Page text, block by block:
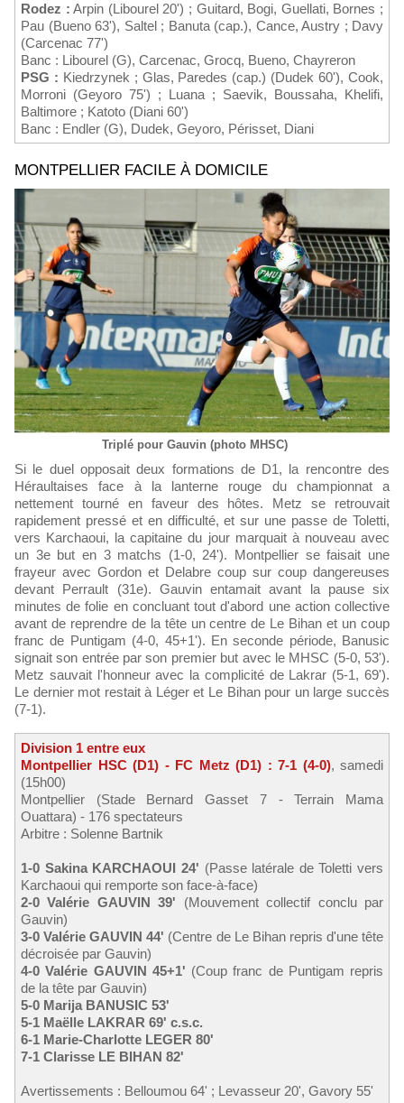
Rodez : Arpin (Libourel 20') ; Guitard, Bogi, Guellati, Bornes ;
Pau (Bueno 63'), Saltel ; Banuta (cap.), Cance, Austry ; Davy
(Carcenac 77')
Banc : Libourel (G), Carcenac, Grocq, Bueno, Chayreron
PSG : Kiedrzynek ; Glas, Paredes (cap.) (Dudek 60'), Cook,
Morroni (Geyoro 75') ; Luana ; Saevik, Boussaha, Khelifi,
Baltimore ; Katoto (Diani 60')
Banc : Endler (G), Dudek, Geyoro, Périsset, Diani
MONTPELLIER FACILE À DOMICILE
Triplé pour Gauvin (photo MHSC)
Si le duel opposait deux formations de D1, la rencontre des
Héraultaises face à la lanterne rouge du championnat a
nettement tourné en faveur des hôtes. Metz se retrouvait
rapidement pressé et en difficulté, et sur une passe de Toletti,
vers Karchaoui, la capitaine du jour marquait à nouveau avec
un 3e but en 3 matchs (1-0, 24'). Montpellier se faisait une
frayeur avec Gordon et Delabre coup sur coup dangereuses
devant Perrault (31e). Gauvin entamait avant la pause six
minutes de folie en concluant tout d'abord une action collective
avant de reprendre de la tête un centre de Le Bihan et un coup
franc de Puntigam (4-0, 45+1'). En seconde période, Banusic
signait son entrée par son premier but avec le MHSC (5-0, 53').
Metz sauvait l'honneur avec la complicité de Lakrar (5-1, 69').
Le dernier mot restait à Léger et Le Bihan pour un large succès
(7-1).
Division 1 entre eux
Montpellier HSC (D1) - FC Metz (D1) : 7-1 (4-0), samedi
(15h00)
Montpellier (Stade Bernard Gasset 7 - Terrain Mama
Ouattara) - 176 spectateurs
Arbitre : Solenne Bartnik
1-0 Sakina KARCHAOUI 24' (Passe latérale de Toletti vers
Karchaoui qui remporte son face-à-face)
2-0 Valérie GAUVIN 39' (Mouvement collectif conclu par
Gauvin)
3-0 Valérie GAUVIN 44' (Centre de Le Bihan repris d'une tête
décroisée par Gauvin)
4-0 Valérie GAUVIN 45+1' (Coup franc de Puntigam repris
de la tête par Gauvin)
5-0 Marija BANUSIC 53'
5-1 Maëlle LAKRAR 69' c.s.c.
6-1 Marie-Charlotte LEGER 80'
7-1 Clarisse LE BIHAN 82'
Avertissements : Belloumou 64' ; Levasseur 20', Gavory 55'